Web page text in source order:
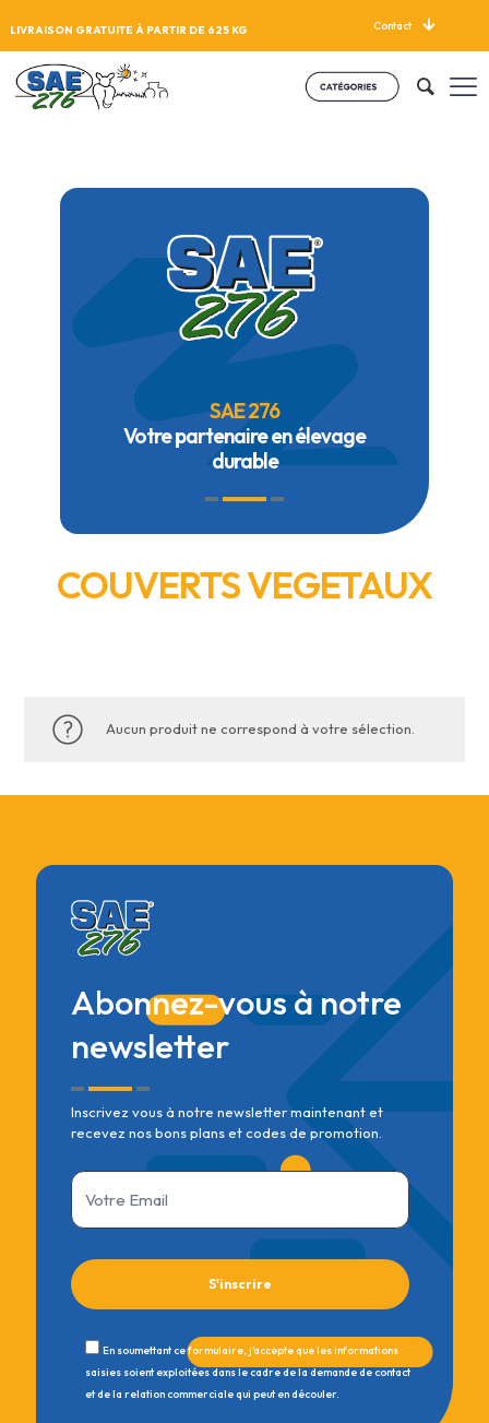
LIVRAISON GRATUITE À PARTIR DE 625 KG Contact
SAE 276
Votre partenaire en élevage
durable
COUVERTS VEGETAUX
Aucun produit ne correspond à votre sélection.
Abonnez-vous à notre
newsletter
Inscrivez vous à notre newsletter maintenant et
recevez nos bons plans et codes de promotion.
En soumettant ce formulaire, j'accepte que les informations
saisies soient exploitées dans le cadre de la demande de contact
et de la relation commerciale qui peut en découler.